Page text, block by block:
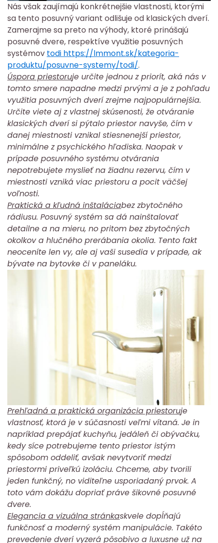
Nás však zaujímajú konkrétnejšie vlastnosti, ktorými
sa tento posuvný variant odlišuje od klasických dverí.
Zamerajme sa preto na výhody, ktoré prinášajú
posuvné dvere, respektíve využitie posuvných
systémov todi https://lmmont.sk/kategoria-
produktu/posuvne-systemy/todi/.
Úspora priestoruje určite jednou z priorít, aká nás v
tomto smere napadne medzi prvými a je z pohľadu
využitia posuvných dverí zrejme najpopulárnejšia.
Určite viete aj z vlastnej skúsenosti, že otváranie
klasických dverí si pýtalo priestor navyše, čím v
danej miestnosti vznikal stiesnenejší priestor,
minimálne z psychického hľadiska. Naopak v
prípade posuvného systému otvárania
nepotrebujete myslieť na žiadnu rezervu, čím v
miestnosti vzniká viac priestoru a pocit väčšej
voľnosti.
Praktická a kľudná inštaláciabez zbytočného
rádiusu. Posuvný systém sa dá nainštalovať
detailne a na mieru, no pritom bez zbytočných
okolkov a hlučného prerábania okolia. Tento fakt
neoceníte len vy, ale aj vaši susedia v prípade, ak
bývate na bytovke či v paneláku.
Prehľadná a praktická organizácia priestoruje
vlastnosť, ktorá je v súčasnosti veľmi vítaná. Je in
napríklad prepájať kuchyňu, jedáleň či obývačku,
kedy síce potrebujeme tento priestor istým
spôsobom oddeliť, avšak nevytvoriť medzi
priestormi priveľkú izoláciu. Chceme, aby tvorili
jeden funkčný, no viditeľne usporiadaný prvok. A
toto vám dokážu dopriať práve šikovné posuvné
dvere.
Elegancia a vizuálna stránkaskvele dopĺňajú
funkčnosť a moderný systém manipulácie. Takéto
prevedenie dverí vyzerá pôsobivo a luxusne už na